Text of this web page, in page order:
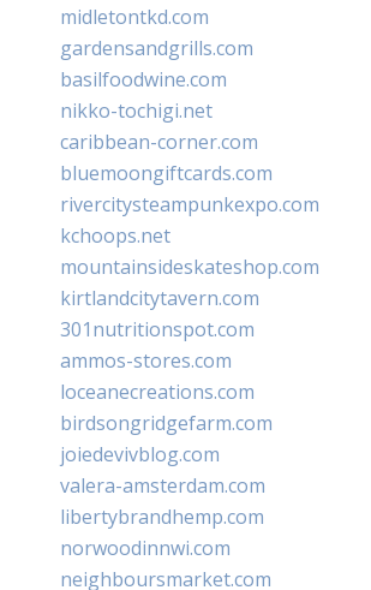
midletontkd.com
gardensandgrills.com
basilfoodwine.com
nikko-tochigi.net
caribbean-corner.com
bluemoongiftcards.com
rivercitysteampunkexpo.com
kchoops.net
mountainsideskateshop.com
kirtlandcitytavern.com
301nutritionspot.com
ammos-stores.com
loceanecreations.com
birdsongridgefarm.com
joiedevivblog.com
valera-amsterdam.com
libertybrandhemp.com
norwoodinnwi.com
neighboursmarket.com